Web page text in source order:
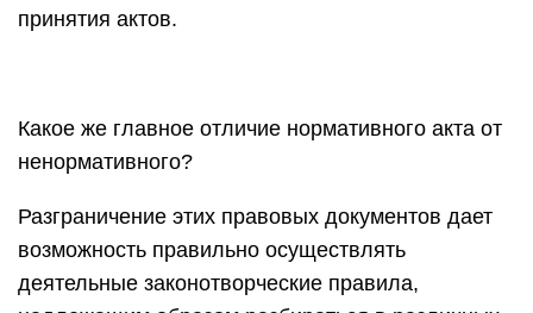
принятия актов.
Какое же главное отличие нормативного акта от
ненормативного?
Разграничение этих правовых документов дает
возможность правильно осуществлять
деятельные законотворческие правила,